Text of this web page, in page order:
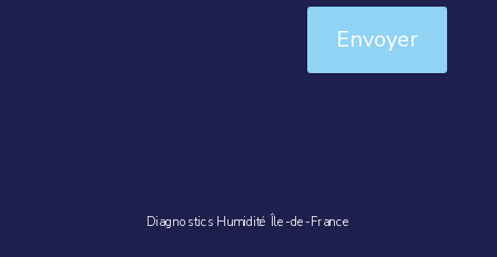
Envoyer
Diagnostics Humidité Île-de-France